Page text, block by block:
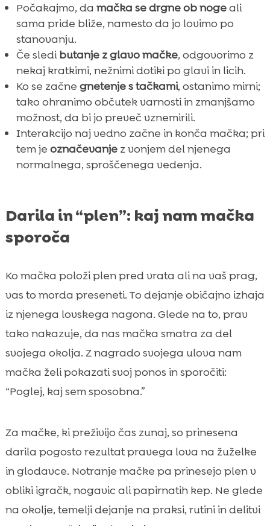
Počakajmo, da mačka se drgne ob nogeali
sama pride bliže, namesto da jo lovimo po
stanovanju.
Če sledibutanje z glavo mačke, odgovorimo z
nekaj kratkimi, nežnimi dotiki po glavi in licih.
Ko se začne gnetenje s tačkami, ostanimo mirni;
tako ohranimo občutek varnosti in zmanjšamo
možnost, da bi jo preveč vznemirili.
Interakcijo naj vedno začne in konča mačka; pri
tem je označevanjez vonjem del njenega
normalnega, sproščenega vedenja.
Darila in “plen”: kaj nam mačka
sporoča
Ko mačka položi plen pred vrata ali na vaš prag,
vas to morda preseneti. To dejanje običajno izhaja
iz njenega lovskega nagona. Glede na to, prav
tako nakazuje, da nas mačka smatra za del
svojega okolja. Z nagrado svojega ulova nam
mačka želi pokazati svoj ponos in sporočiti:
“Poglej, kaj sem sposobna.”
Za mačke, ki preživijo čas zunaj, so prinesena
darila pogosto rezultat pravega lova na žuželke
in glodavce. Notranje mačke pa prinesejo plen v
obliki igračk, nogavic ali papirnatih kep. Ne glede
na okolje, temelji dejanje na praksi, rutini in delitvi